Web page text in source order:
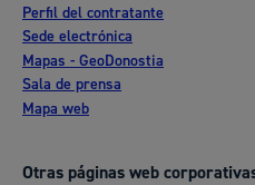
Perfil del contratante
Sede electrónica
Mapas - GeoDonostia
Sala de prensa
Mapa web
Otras páginas web